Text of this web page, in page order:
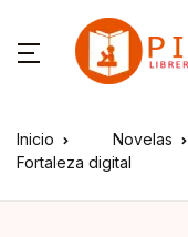
Inicio Novelas
Fortaleza digital